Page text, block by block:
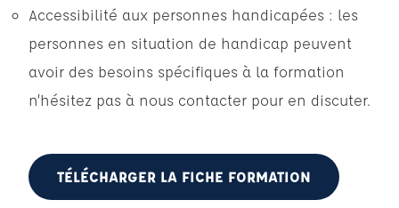
Accessibilité aux personnes handicapées : les
personnes en situation de handicap peuvent
avoir des besoins spécifiques à la formation
n’hésitez pas à nous contacter pour en discuter.
TÉLÉCHARGER LA FICHE FORMATION